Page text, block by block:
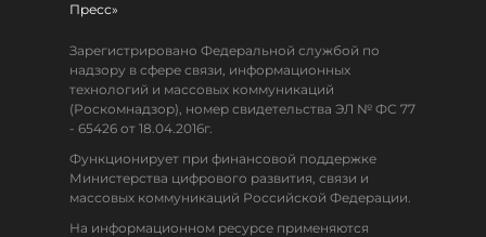
Пресс»
Зарегистрировано Федеральной службой по
надзору в сфере связи, информационных
технологий и массовых коммуникаций
(Роскомнадзор), номер свидетельства ЭЛ № ФС 77
- 65426 от 18.04.2016г.
Функционирует при финансовой поддержке
Министерства цифрового развития, связи и
массовых коммуникаций Российской Федерации.
На информационном ресурсе применяются